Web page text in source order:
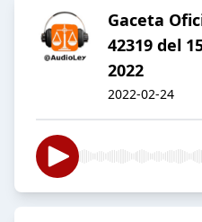
Gaceta
42319 del
2022
2022-02-24